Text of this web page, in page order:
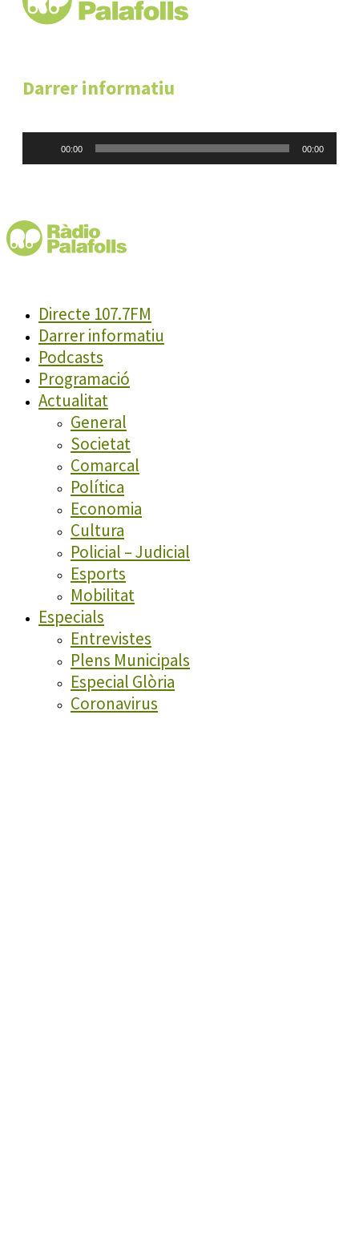
Darrer informatiu
00:00 00:00
Directe 107.7FM
Darrer informatiu
Podcasts
Programació
Actualitat
General
Societat
Comarcal
Política
Economia
Cultura
Policial – Judicial
Esports
Mobilitat
Especials
Entrevistes
Plens Municipals
Especial Glòria
Coronavirus